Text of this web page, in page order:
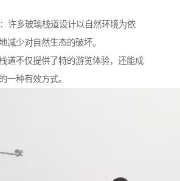
许多玻璃栈道设计以自然环境为依
减少对自然生态的破坏。
道不仅提供了特的游览体验，还能成
一种有效方式。